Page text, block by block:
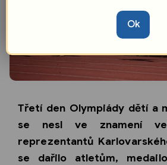
Třetí den Olympiády dětí a
se nesl ve znamení
reprezentantů
se dařilo atletům,
Ok